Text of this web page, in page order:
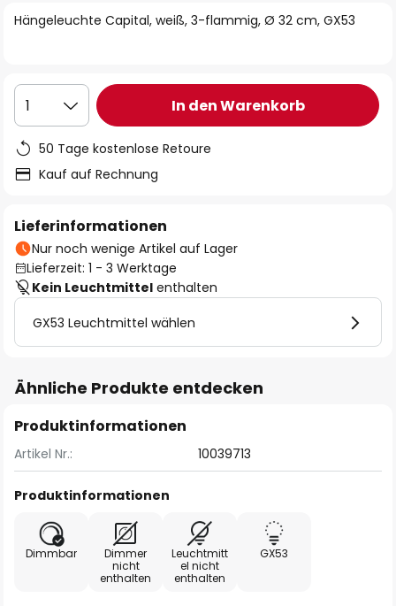
Hängeleuchte Capital, weiß, 3-flammig, Ø 32 cm, GX53
1 In den Warenkorb
50 Tage kostenlose Retoure
Kauf auf Rechnung
Lieferinformationen
Nur noch wenige Artikel auf Lager
Lieferzeit: 1 - 3 Werktage
Kein Leuchtmittel enthalten
GX53 Leuchtmittel wählen
Ähnliche Produkte entdecken
Produktinformationen
Artikel Nr.: 10039713
Produktinformationen
Dimmbar
Dimmer
nicht
enthalten
Leuchtmitt
el nicht
enthalten
GX53